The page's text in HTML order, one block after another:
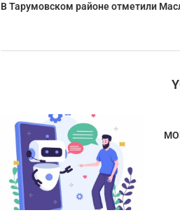
В Тарумовском районе отметили